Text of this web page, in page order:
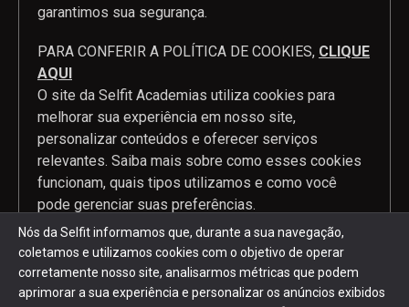
garantimos sua segurança.
PARA CONFERIR A POLÍTICA DE COOKIES, CLIQUE
AQUI
O site da Selfit Academias utiliza cookies para
melhorar sua experiência em nosso site,
personalizar conteúdos e oferecer serviços
relevantes. Saiba mais sobre como esses cookies
funcionam, quais tipos utilizamos e como você
pode gerenciar suas preferências.
2024 Selfit © Todos os direitos reservados. Desenvolvido por
Mobi2buy
Nós da Selfit informamos que, durante a sua navegação,
coletamos e utilizamos cookies com o objetivo de operar
corretamente nosso site, analisarmos métricas que podem
aprimorar a sua experiência e personalizar os anúncios exibidos